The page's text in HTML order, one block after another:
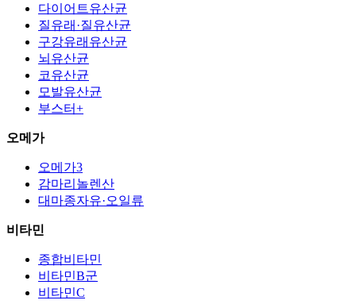
다이어트유산균
질유래·질유산균
구강유래유산균
뇌유산균
코유산균
모발유산균
부스터+
오메가
오메가3
감마리놀렌산
대마종자유·오일류
비타민
종합비타민
비타민B군
비타민C